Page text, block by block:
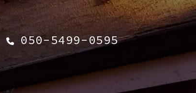
050-5499-0595